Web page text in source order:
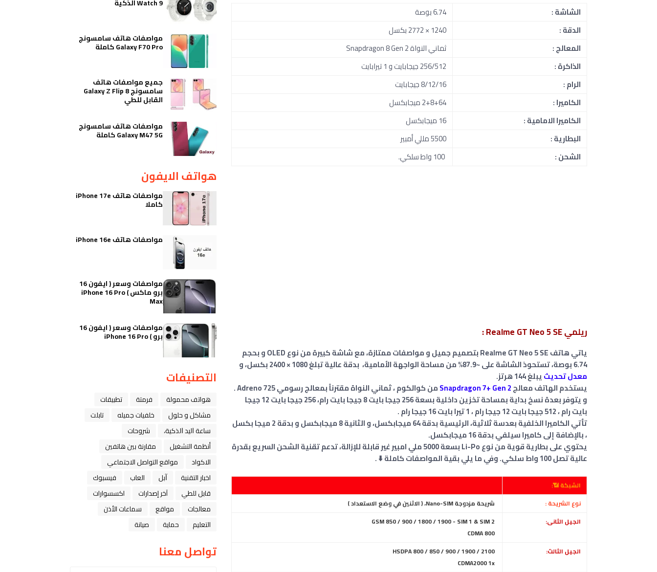
الشاشة :
6.74 بوصة
الدقة :
1240 × 2772 بكسل
المعالج :
ثماني النواة Snapdragon 8 Gen 2
الذاكرة :
256/512 جيجابايت و 1 تيرابايت
الرام :
8/12/16 جيجابايت
الكاميرا :
2+8+64 ميجابكسل
الكاميرا الامامية :
16 ميجابكسل
البطارية :
5500 مللي أمبير
الشحن :
ريلمي Realme GT Neo 5 SE :
ياتي هاتف Realme GT Neo 5 SE بتصميم جميل و مواصفات ممتازة، مع شاشة كبيرة من نوع OLED و بحجم
6.74 بوصة، تستحوذ الشاشة على ~87.9% من مساحة الواجهة الأمامية، بدقة عالية تبلغ 1080 × 2400 بكسل، و
معدل تحديثيبلغ 144 هرتز.
يستخدم الهاتف معالجSnapdragon 7+ Gen 2
من كوالكوم ، ثماني النواة مقترناً بمعالج رسومي Adreno 725 .
و يتوفر بعدة نسخ بداية بمساحة تخزين داخلية بسعة 256 جيجا بايت 8 جيجا بايت رام، 256 جيجا بايت 12 جيجا
بايت رام ، 512 جيجا بايت 12 جيجا رام ، 1 تيرا بايت 16 جيجا رام .
تأتي الكاميرا الخلفية بعدسة ثلاثية، الرئيسية بدقة 64 ميجابكسل، و الثانية 8 ميجابكسل و بدقة 2 ميجا بكسل
، بالإضافة إلى كاميرا سيلفي بدقة 16 ميجابكسل.
يحتوي على بطارية قوية من نوع Li-Po بسعة 5000 ملي امبير غير قابلة للإزالة، تدعم تقنية الشحن السريع بقدرة
عالية تصل 100 واط سلكي. وفي ما يلي بقية المواصفات كاملة ⬇️ .
الشبكة 📶:
نوع الشريحة :
شريحة مزدوجة Nano-SIM، ( الاثنين في وضع الاستعداد )
الجيل الثانى:
الجيل الثالث:
HSDPA 800 / 850 / 900 / 1900 / 2100
Watch 9 الذكية
مواصفات هاتف سامسونج
Galaxy F70 Pro كاملة
جميع مواصفات هاتف
سامسونج Galaxy Z Flip 8
القابل للطي
مواصفات هاتف سامسونج
Galaxy M47 5G كاملة
هواتف الايفون
مواصفات هاتف iPhone 17e
كاملا
مواصفات هاتف iPhone 16e
مواصفات وسعر ( ايفون 16
برو ماكس ) iPhone 16 Pro
Max
مواصفات وسعر ( ايفون 16
برو ) iPhone 16 Pro
التصنيفات
هواتف محمولة فرمتة
تطبيقات
مشاكل و حلول
خلفيات جميله
تابلت
ﺳﺎﻋﺔ ﺍﻟﻴﺪ ﺍﻟﺬﻛﻴﺔ،
شروحات
أنظمة التشغيل
مقارنة بين هاتفين
الاكواد
مواقع التواصل الاجتماعي
اخبار التقنية
ﺁﺑﻞ العاب
فيسبوك
قابل للطي
آخر إصدارات
اكسسوارات
معالجات
مواقع
سماعات الأذن
التعليم
حماية صيانة
تواصل معنا